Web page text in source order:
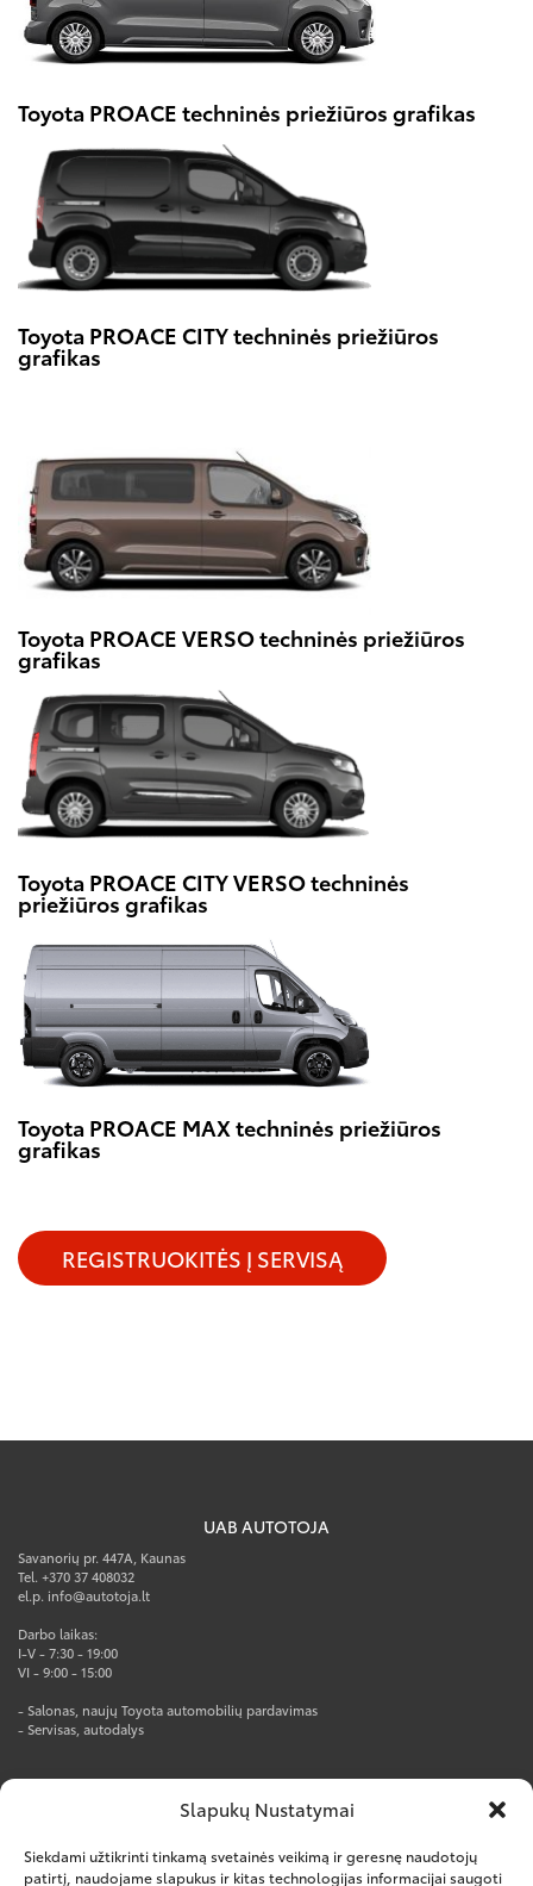
Slapukų Nustatymai
Siekdami užtikrinti tinkamą svetainės veikimą ir geresnę naudotojų
patirtį, naudojame slapukus ir kitas technologijas informacijai saugoti
Toyota PROACE techninės priežiūros grafikas
Toyota PROACE CITY techninės priežiūros
grafikas
Toyota PROACE VERSO techninės priežiūros
grafikas
Toyota PROACE CITY VERSO techninės
priežiūros grafikas
Toyota PROACE MAX techninės priežiūros
grafikas
REGISTRUOKITĖS Į SERVISĄ
UAB AUTOTOJA
Savanorių pr. 447A, Kaunas
Tel. +370 37 408032
el.p. info@autotoja.lt
Darbo laikas:
I-V - 7:30 - 19:00
VI - 9:00 - 15:00
- Salonas, naujų Toyota automobilių pardavimas
- Servisas, autodalys
el.p. info@autotoja.lt